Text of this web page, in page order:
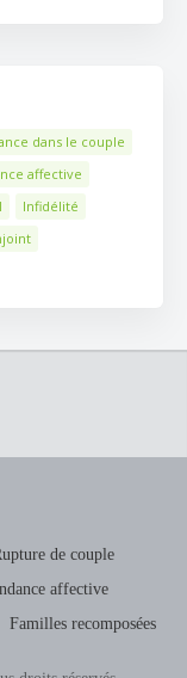
dans le couple
affective
Infidélité
de couple
affective
Familles recomposées